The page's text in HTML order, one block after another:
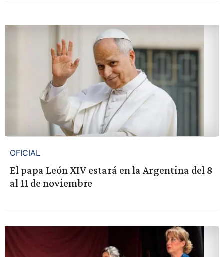
OFICIAL
El papa León XIV estará en la Argentina del 8
al 11 de noviembre